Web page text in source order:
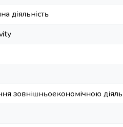
діяльність
зовнішньоекономічною